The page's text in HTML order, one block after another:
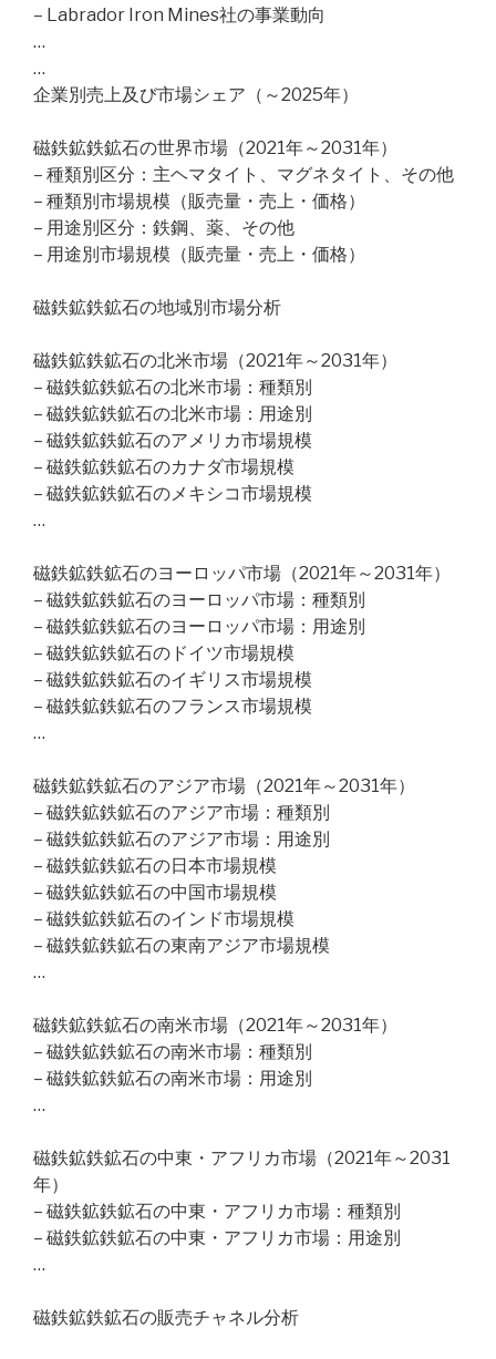
– Labrador Iron Mines社の事業動向
…
…
企業別売上及び市場シェア（～2025年）
磁鉄鉱鉄鉱石の世界市場（2021年～2031年）
– 種類別区分：主ヘマタイト、マグネタイト、その他
– 種類別市場規模（販売量・売上・価格）
– 用途別区分：鉄鋼、薬、その他
– 用途別市場規模（販売量・売上・価格）
磁鉄鉱鉄鉱石の地域別市場分析
磁鉄鉱鉄鉱石の北米市場（2021年～2031年）
– 磁鉄鉱鉄鉱石の北米市場：種類別
– 磁鉄鉱鉄鉱石の北米市場：用途別
– 磁鉄鉱鉄鉱石のアメリカ市場規模
– 磁鉄鉱鉄鉱石のカナダ市場規模
– 磁鉄鉱鉄鉱石のメキシコ市場規模
…
磁鉄鉱鉄鉱石のヨーロッパ市場（2021年～2031年）
– 磁鉄鉱鉄鉱石のヨーロッパ市場：種類別
– 磁鉄鉱鉄鉱石のヨーロッパ市場：用途別
– 磁鉄鉱鉄鉱石のドイツ市場規模
– 磁鉄鉱鉄鉱石のイギリス市場規模
– 磁鉄鉱鉄鉱石のフランス市場規模
…
磁鉄鉱鉄鉱石のアジア市場（2021年～2031年）
– 磁鉄鉱鉄鉱石のアジア市場：種類別
– 磁鉄鉱鉄鉱石のアジア市場：用途別
– 磁鉄鉱鉄鉱石の日本市場規模
– 磁鉄鉱鉄鉱石の中国市場規模
– 磁鉄鉱鉄鉱石のインド市場規模
– 磁鉄鉱鉄鉱石の東南アジア市場規模
…
磁鉄鉱鉄鉱石の南米市場（2021年～2031年）
– 磁鉄鉱鉄鉱石の南米市場：種類別
– 磁鉄鉱鉄鉱石の南米市場：用途別
…
磁鉄鉱鉄鉱石の中東・アフリカ市場（2021年～2031
年）
– 磁鉄鉱鉄鉱石の中東・アフリカ市場：種類別
– 磁鉄鉱鉄鉱石の中東・アフリカ市場：用途別
…
磁鉄鉱鉄鉱石の販売チャネル分析